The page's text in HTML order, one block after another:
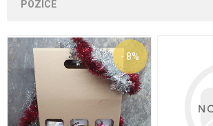
- 8%